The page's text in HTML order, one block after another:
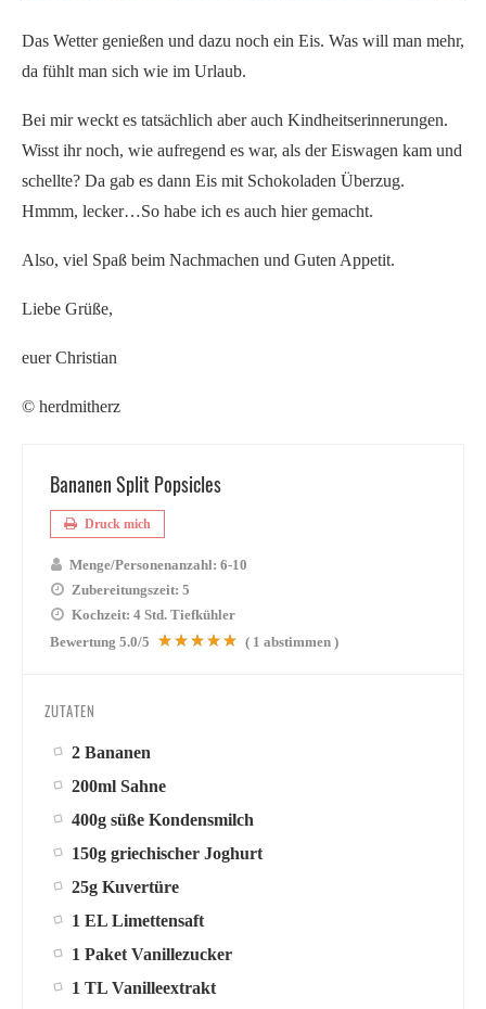
Das Wetter genießen und dazu noch ein Eis. Was will man mehr,
da fühlt man sich wie im Urlaub.
Bei mir weckt es tatsächlich aber auch Kindheitserinnerungen.
Wisst ihr noch, wie aufregend es war, als der Eiswagen kam und
schellte? Da gab es dann Eis mit Schokoladen Überzug.
Hmmm, lecker…So habe ich es auch hier gemacht.
Also, viel Spaß beim Nachmachen und Guten Appetit.
Liebe Grüße,
euer Christian
© herdmitherz
Bananen Split Popsicles
Druck mich
Menge/Personenanzahl: 6-10
Zubereitungszeit: 5
Kochzeit: 4 Std. Tiefkühler
Bewertung 5.0/5 ( 1 abstimmen )
ZUTATEN
2 Bananen
200ml Sahne
400g süße Kondensmilch
150g griechischer Joghurt
25g Kuvertüre
1 EL Limettensaft
1 Paket Vanillezucker
1 TL Vanilleextrakt